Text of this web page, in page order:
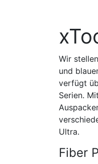
Wir
und
verfügt
Serien.
Ultra.
Fiber